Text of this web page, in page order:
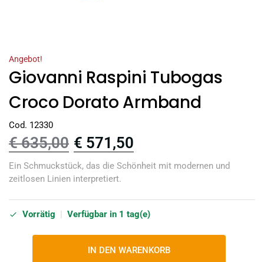
Angebot!
Giovanni Raspini Tubogas
Croco Dorato Armband
Cod. 12330
€635,00 € 571,50
Ein Schmuckstück, das die Schönheit mit modernen und
zeitlosen Linien interpretiert.
Vorrätig Verfügbar in 1 tag(e)
IN DEN WARENKORB